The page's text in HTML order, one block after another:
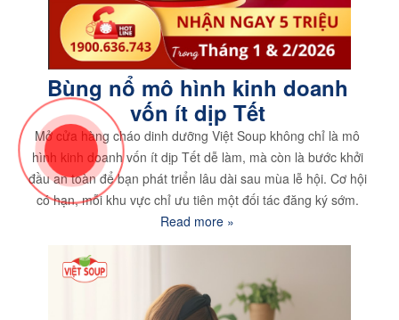
Bùng nổ mô hình kinh doanh
vốn ít dịp Tết
Mở cửa hàng cháo dinh dưỡng Việt Soup không chỉ là mô
hình kinh doanh vốn ít dịp Tết dễ làm, mà còn là bước khởi
đầu an toàn để bạn phát triển lâu dài sau mùa lễ hội. Cơ hội
có hạn, mỗi khu vực chỉ ưu tiên một đối tác đăng ký sớm.
Read more »